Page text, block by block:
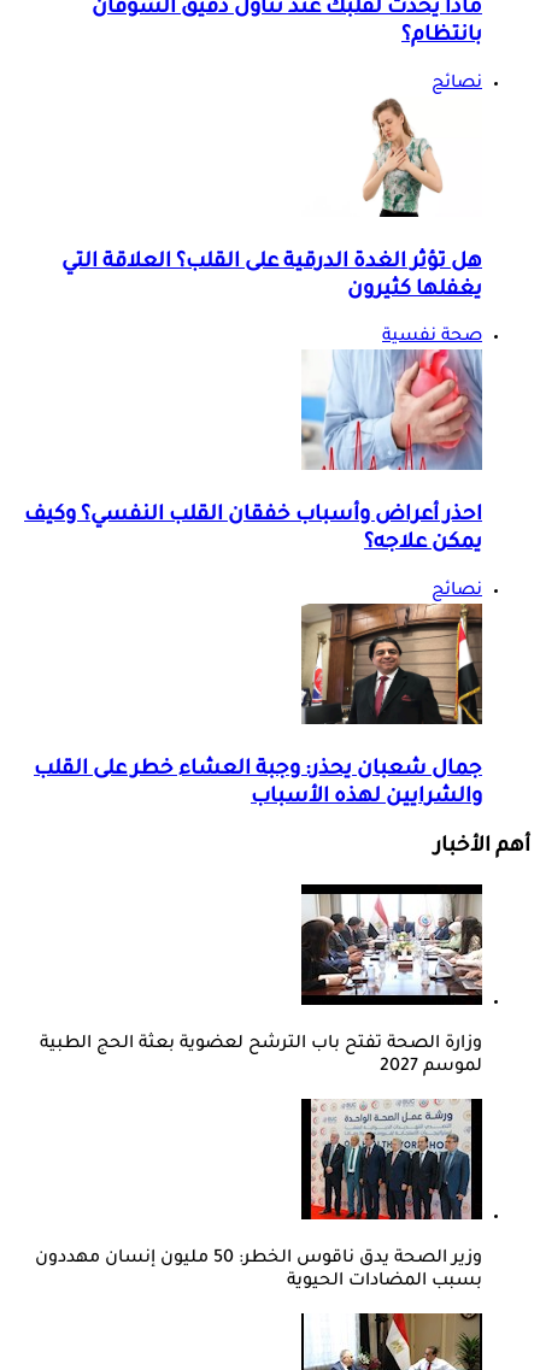
ماذا يحدث لقلبك عند تناول دقيق الشوفان
بانتظام؟
نصائح
هل تؤثر الغدة الدرقية على القلب؟ العلاقة التي
يغفلها كثيرون
صحة نفسية
احذر أعراض وأسباب خفقان القلب النفسي؟ وكيف
يمكن علاجه؟
نصائح
جمال شعبان يحذر: وجبة العشاء خطر على القلب
والشرايين لهذه الأسباب
أهم الأخبار
وزارة الصحة تفتح باب الترشح لعضوية بعثة الحج الطبية
لموسم 2027
وزير الصحة يدق ناقوس الخطر: 50 مليون إنسان مهددون
بسبب المضادات الحيوية